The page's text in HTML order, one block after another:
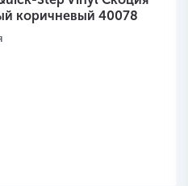
коричневый 40078